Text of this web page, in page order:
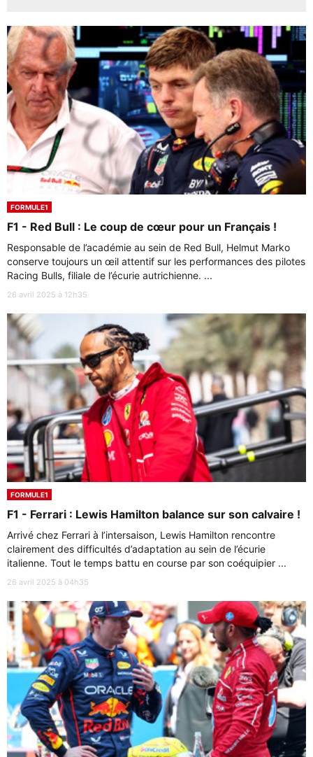
FORMULE1
F1 - Red Bull : Le coup de cœur pour un Français !
Responsable de l’académie au sein de Red Bull, Helmut Marko
conserve toujours un œil attentif sur les performances des pilotes
Racing Bulls, filiale de l’écurie autrichienne. ...
26 avril 2025 à 12h35
FORMULE1
F1 - Ferrari : Lewis Hamilton balance sur son calvaire !
Arrivé chez Ferrari à l’intersaison, Lewis Hamilton rencontre
clairement des difficultés d’adaptation au sein de l’écurie
italienne. Tout le temps battu en course par son coéquipier ...
26 avril 2025 à 04h35